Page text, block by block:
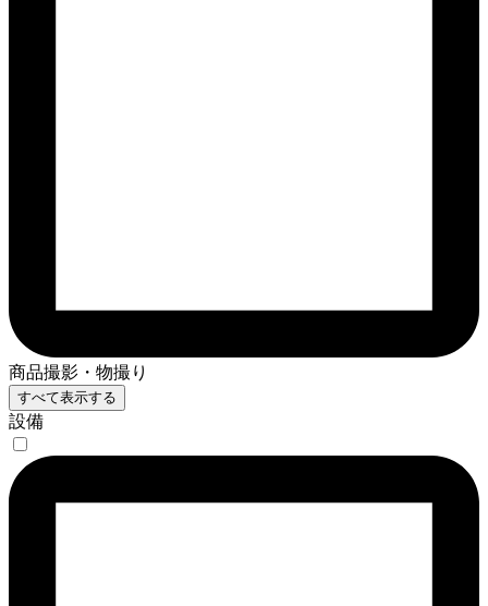
商品撮影・物撮り
すべて表示する
設備